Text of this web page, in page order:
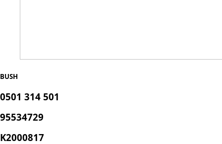
BUSH
0501 314 501
95534729
K2000817